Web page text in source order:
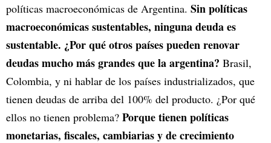
políticas macroeconómicas de Argentina. Sin políticas
macroeconómicas sustentables, ninguna deuda es
sustentable. ¿Por qué otros países pueden renovar
deudas mucho más grandes que la argentina? Brasil,
Colombia, y ni hablar de los países industrializados, que
tienen deudas de arriba del 100% del producto. ¿Por qué
ellos no tienen problema? Porque tienen políticas
monetarias, fiscales, cambiarias y de crecimiento